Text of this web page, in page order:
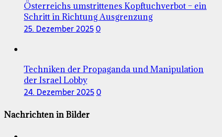
Österreichs umstrittenes Kopftuchverbot – ein
Schritt in Richtung Ausgrenzung
25. Dezember 20250
Techniken der Propaganda und Manipulation
der Israel Lobby
24. Dezember 20250
Nachrichten in Bilder